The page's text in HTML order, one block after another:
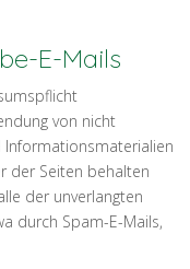
E-Mails
von nicht
Informationsmaterialien
der Seiten behalten
der unverlangten
durch Spam-E-Mails,